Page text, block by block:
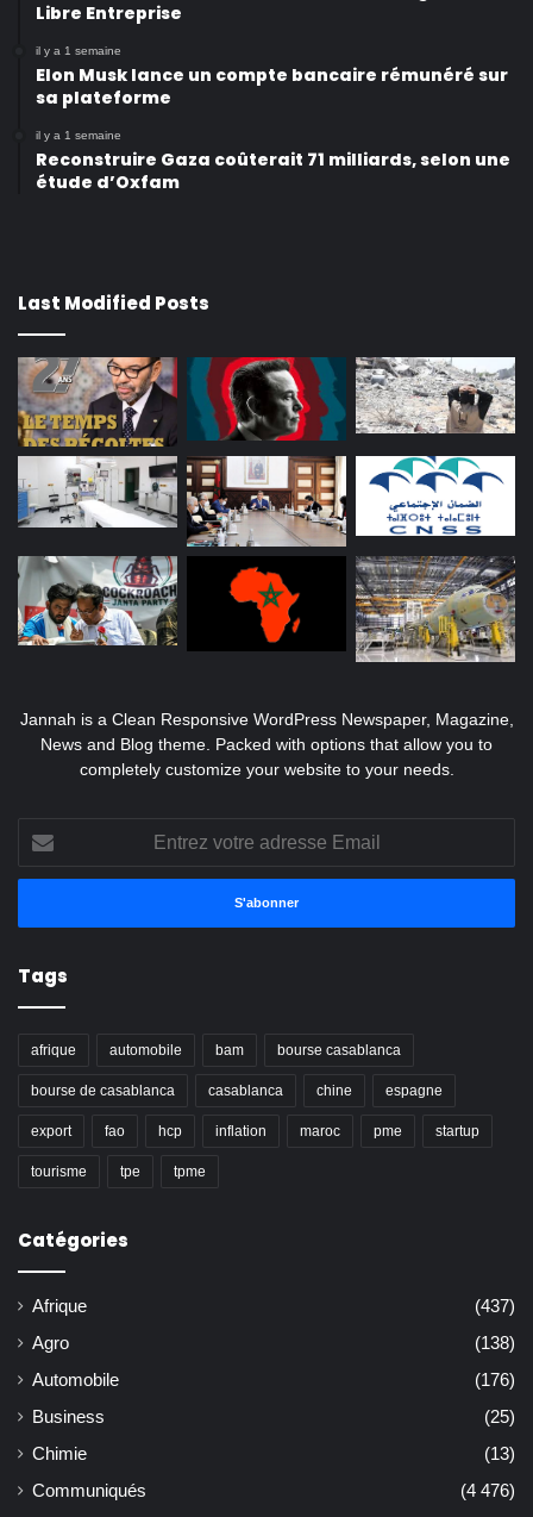
Libre Entreprise
il y a 1 semaine
Elon Musk lance un compte bancaire rémunéré sur
sa plateforme
il y a 1 semaine
Reconstruire Gaza coûterait 71 milliards, selon une
étude d’Oxfam
Last Modified Posts
Jannah is a Clean Responsive WordPress Newspaper, Magazine,
News and Blog theme. Packed with options that allow you to
completely customize your website to your needs.
votre
adresse
Tags
afrique automobile bam bourse casablanca
bourse de casablanca casablanca chine espagne
export fao hcp inflation maroc pme startup
tourisme tpe tpme
Catégories
Afrique
(437)
Agro
(138)
Automobile
(176)
Business
(25)
Chimie
(13)
Communiqués
(4 476)